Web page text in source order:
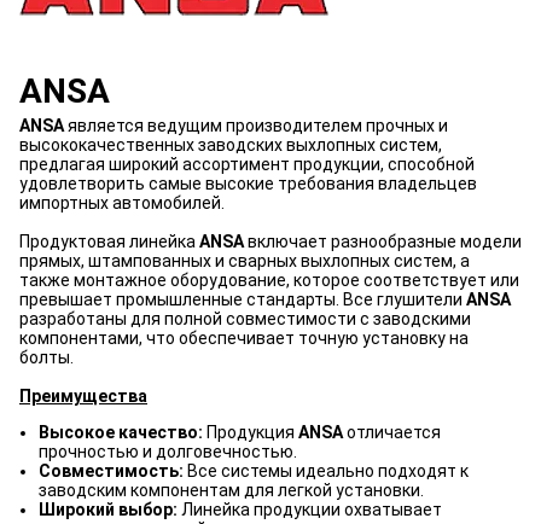
ANSA
ANSAявляется ведущим производителем прочных и
высококачественных заводских выхлопных систем,
предлагая широкий ассортимент продукции, способной
удовлетворить самые высокие требования владельцев
импортных автомобилей.
Продуктовая линейка ANSAвключает разнообразные модели
прямых, штампованных и сварных выхлопных систем, а
также монтажное оборудование, которое соответствует или
превышает промышленные стандарты. Все глушители ANSA
разработаны для полной совместимости с заводскими
компонентами, что обеспечивает точную установку на
болты.
Преимущества
Высокое качество: Продукция ANSAотличается
прочностью и долговечностью.
Совместимость: Все системы идеально подходят к
заводским компонентам для легкой установки.
Широкий выбор: Линейка продукции охватывает